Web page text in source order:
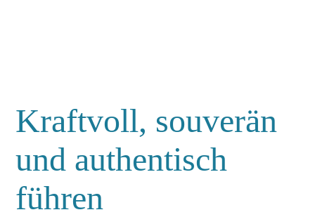
Kraftvoll, souverän
und authentisch
führen